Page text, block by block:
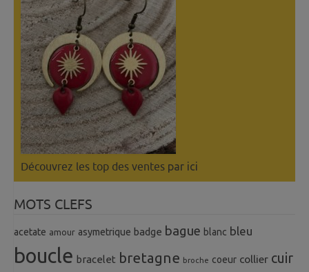
Découvrez les top des ventes par ici
MOTS CLEFS
acetate amour asymetrique badge bague blanc bleu
boucle bracelet bretagne broche coeur collier cuir